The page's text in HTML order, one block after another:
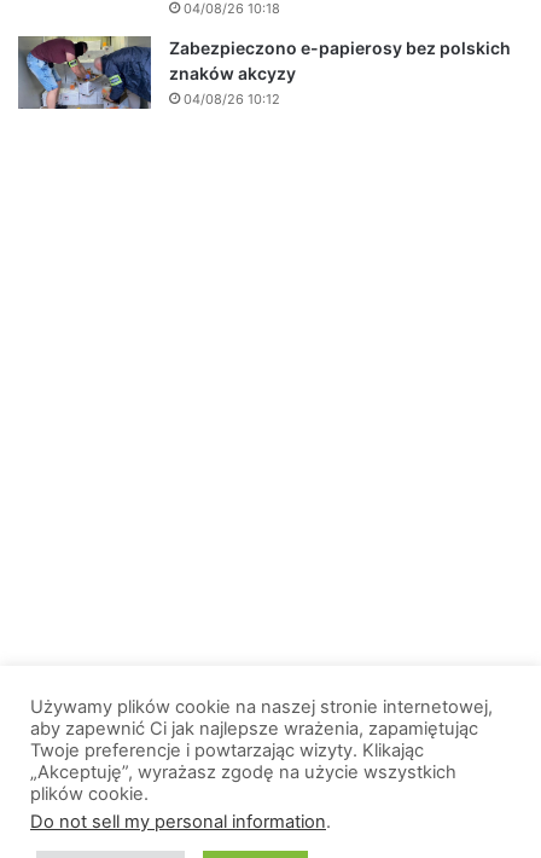
04/08/26 10:18
Zabezpieczono e-papierosy bez polskich
znaków akcyzy
04/08/26 10:12
© 2013-2026, All Rights Reserved. Wszelkie prawa zastrzeżone. |
Używamy plików cookie na naszej stronie internetowej,
aby zapewnić Ci jak najlepsze wrażenia, zapamiętując
Twoje preferencje i powtarzając wizyty. Klikając
„Akceptuję”, wyrażasz zgodę na użycie wszystkich
plików cookie.
Do not sell my personal information.